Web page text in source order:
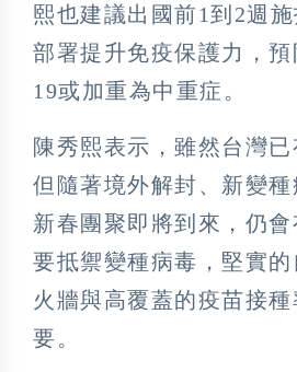
熙也建議出國前1到2週
部署提升免疫保護力，
19或加重為中重症。
陳秀熙表示，雖然台灣已
但隨著境外解封、新變
新春團聚即將到來，仍
要抵禦變種病毒，堅實
火牆與高覆蓋的疫苗接
要。